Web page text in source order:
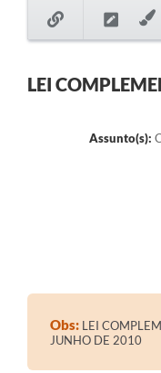
LEI
Assunto(s):
Obs: LEI
JUNHO DE 2010